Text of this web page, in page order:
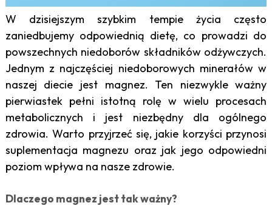
W dzisiejszym szybkim tempie życia często
zaniedbujemy odpowiednią dietę, co prowadzi do
powszechnych niedoborów składników odżywczych.
Jednym z najczęściej niedoborowych minerałów w
naszej diecie jest magnez. Ten niezwykle ważny
pierwiastek pełni istotną rolę w wielu procesach
metabolicznych i jest niezbędny dla ogólnego
zdrowia. Warto przyjrzeć się, jakie korzyści przynosi
suplementacja magnezu oraz jak jego odpowiedni
poziom wpływa na nasze zdrowie.
Dlaczego magnez jest tak ważny?